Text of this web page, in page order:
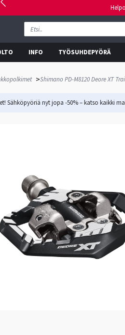
INFO TYÖSUHDEPYÖRÄ
>Shimano PD-M8120 Deore XT
Sähköpyöriä nyt jopa -50% – katso kaikki